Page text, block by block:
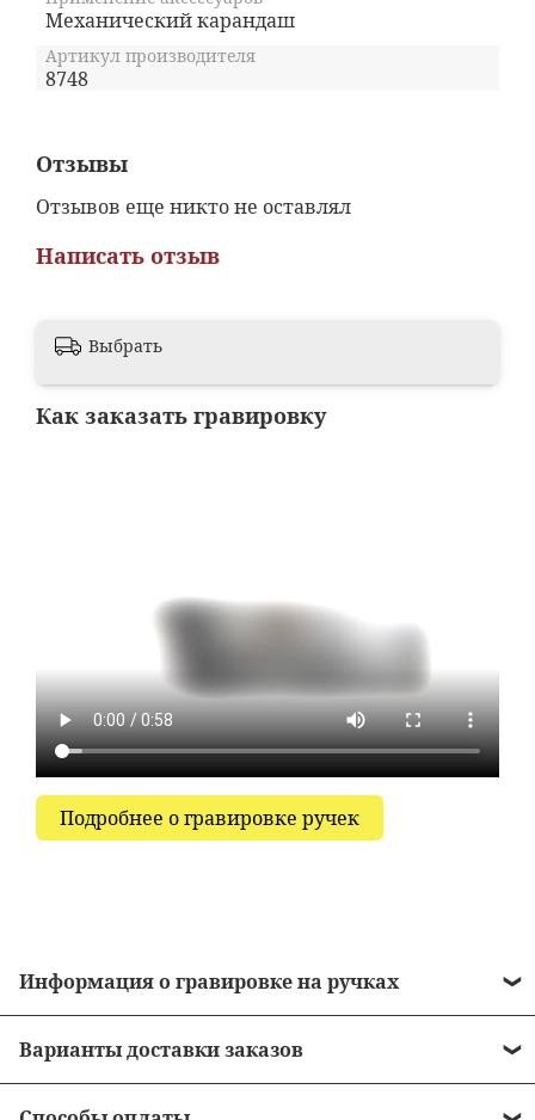
Механический карандаш
Артикул производителя
8748
Отзывы
Отзывов еще никто не оставлял
Написать отзыв
Выбрать
Как заказать гравировку
Подробнее о гравировке ручек
Информация о гравировке на ручках
• Бесплатная гравировка на ручках от 10 000
рублей.
Варианты доставки заказов